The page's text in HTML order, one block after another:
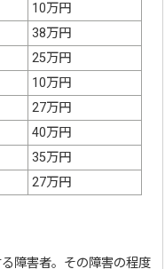
10万円
38万円
25万円
10万円
27万円
40万円
35万円
27万円
障害者。その障害の程度